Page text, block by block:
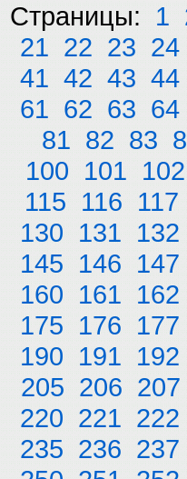
Страницы: 1
21 22 23 24
41 42 43 44
61 62 63 64
81 82 83
100 101 102
115 116 117
130 131 132
145 146 147
160 161 162
175 176 177
190 191 192
205 206 207
220 221 222
235 236 237